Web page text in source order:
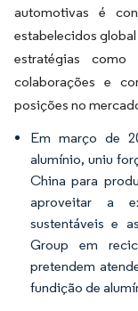
automotivas é
estabelecidos
estratégias como
colaborações e
posições no
Em março de
alumínio, uniu
China para
aproveitar a
sustentáveis e
Group em
pretendem
fundição de